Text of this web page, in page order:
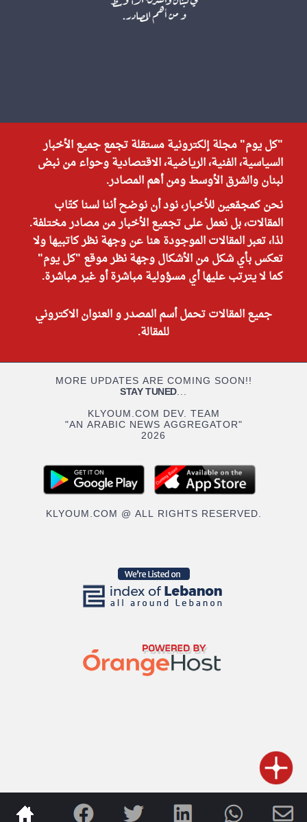
"كل يوم" مجلة إلكترونية مستقلة تجمع جميع الأخبار
السياسية، الفنية، الرياضية، الاقتصادية وحواء من نبض
لبنان والشرق الأوسط ومن أهم المصادر.
نحن كمجمّعين للأخبار، نود أن نوضح أننا لسنا كتّاب
المقالات، بل نعمل على تجميع الأخبار من مصادر مختلفة.
لذا، تعبر المقالات الموجودة هنا عن وجهة نظر كاتبيها ولا
تعكس بأي شكل من الأشكال وجهة نظر موقع "كل يوم"
كما لا يترتب عليها أي مسؤولية مباشرة أو غير مباشرة.
جميع المقالات تحمل أسم المصدر و العنوان الاكتروني
للمقالة.
MORE UPDATES ARE COMING SOON!!
STAY TUNED...
KLYOUM.COM DEV. TEAM
"AN ARABIC NEWS AGGREGATOR"
2026
KLYOUM.COM @ ALL RIGHTS RESERVED.